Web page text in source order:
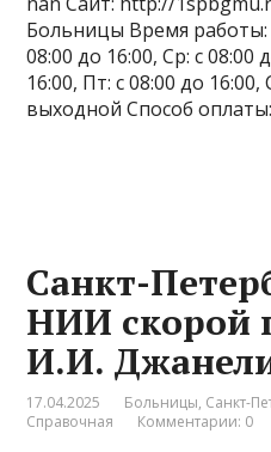
Больницы Время работы:
08:00 до 16:00, Ср: с 08:00
16:00, Пт: с 08:00 до
выходной Способ
Санкт-
НИИ скорой
И.И.
17.04.2025 Больницы, Санкт-
Справочная
Комментарии: 0